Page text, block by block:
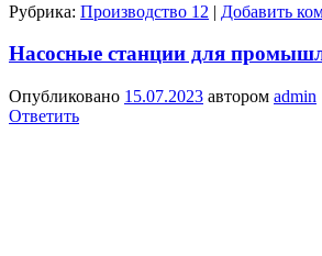
Рубрика: Производство 12 | Добавить
Насосные станции для
Опубликовано 15.07.2023 автором admin
Ответить